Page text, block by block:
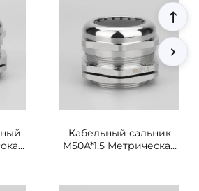
Кабельный сальник
M50A*1.5 Метрическая
уплотнительное